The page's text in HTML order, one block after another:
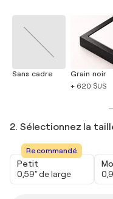
Sans cadre
Grain noir
+ 620 $US
2. Sélectionnez la
Recommandé
Petit
0,59" de large